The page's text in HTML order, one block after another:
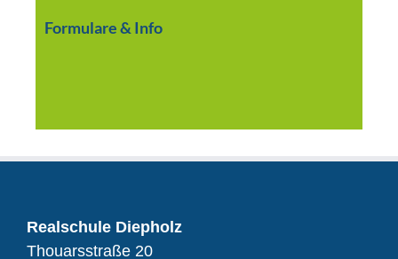
Formulare & Info
Realschule Diepholz
Thouarsstraße 20